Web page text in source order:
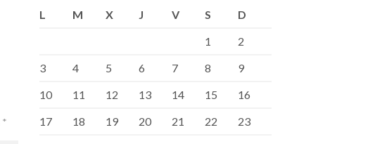
*
L
M X J V S
D
1
2
3
4 5 6 7 8
9
10
11 12 13 14 15
16
17
18 19 20 21 22
23